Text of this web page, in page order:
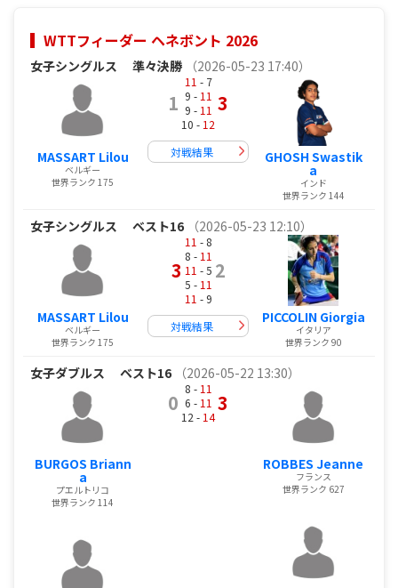
WTTフィーダー ヘネボント 2026
女子シングルス 準々決勝 （2026-05-23 17:40）
MASSART Lilou
ベルギー
世界ランク 175
1
11 - 7
9 - 11
9 - 11
10 - 12
3
対戦結果 GHOSH Swastik
a
インド
世界ランク 144
女子シングルス ベスト16 （2026-05-23 12:10）
MASSART Lilou
ベルギー
世界ランク 175
3
11 - 8
8 - 11
11 - 5
5 - 11
11 - 9
2
対戦結果
PICCOLIN Giorgia
イタリア
世界ランク 90
女子ダブルス ベスト16 （2026-05-22 13:30）
BURGOS Briann
a
プエルトリコ
世界ランク 114
0
8 - 11
6 - 11
12 - 14
3
ROBBES Jeanne
フランス
世界ランク 627